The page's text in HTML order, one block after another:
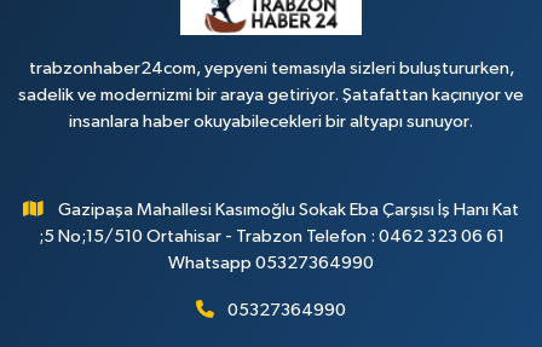
trabzonhaber24com, yepyeni temasıyla sizleri buluştururken,
sadelik ve modernizmi bir araya getiriyor. Şatafattan kaçınıyor ve
insanlara haber okuyabilecekleri bir altyapı sunuyor.
Gazipaşa Mahallesi Kasımoğlu Sokak Eba Çarşısı İş Hanı Kat
;5 No;15/510 Ortahisar - Trabzon Telefon : 0462 323 06 61
Whatsapp 05327364990
05327364990